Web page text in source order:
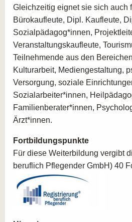
Gleichzeitig eignet sie sich auch
Bürokaufleute, Dipl. Kaufleute,
Sozialpädagog*innen,
Veranstaltungskaufleute,
Teilnehmende aus den
Kulturarbeit, Mediengestaltung,
Versorgung, soziale
Sozialarbeiter*innen,
Familienberater*innen,
Ärzt*innen.
Fortbildungspunkte
Für diese Weiterbildung vergibt
beruflich Pflegender GmbH) 40